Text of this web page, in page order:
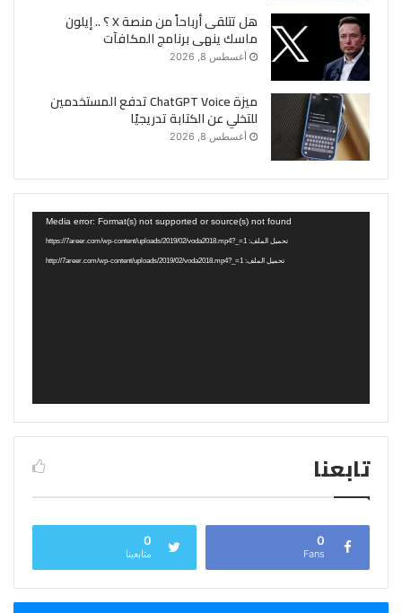
هل تتلقى أرباحاً من منصة X ؟ .. إيلون
ماسك ينهى برنامج المكافآت
أغسطس 8, 2026
ميزة ChatGPT Voice تدفع المستخدمين
للتخلي عن الكتابة تدريجيًا
أغسطس 8, 2026
Media error: Format(s) not supported or source(s) not found
تحميل الملف: https://7areer.com/wp-content/uploads/2019/02/voda2018.mp4?_=1
تحميل الملف: http://7areer.com/wp-content/uploads/2019/02/voda2018.mp4?_=1
تابعنا
0
Fans
0
متابعينا